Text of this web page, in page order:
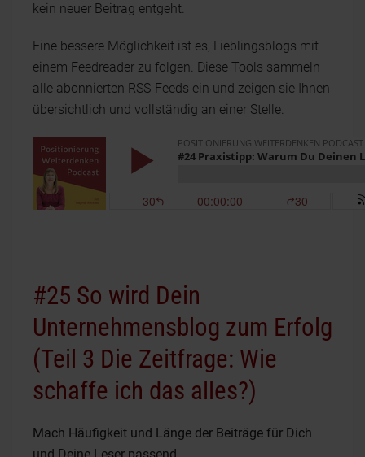
kein neuer Beitrag entgeht.
Eine bessere Möglichkeit ist es, Lieblingsblogs mit
einem Feedreader zu folgen. Diese Tools sammeln
alle abonnierten RSS-Feeds ein und zeigen sie Ihnen
übersichtlich und vollständig an einer Stelle.
#25 So wird Dein
Unternehmensblog zum Erfolg
(Teil 3 Die Zeitfrage: Wie
schaffe ich das alles?)
Mach Häufigkeit und Länge der Beiträge für Dich